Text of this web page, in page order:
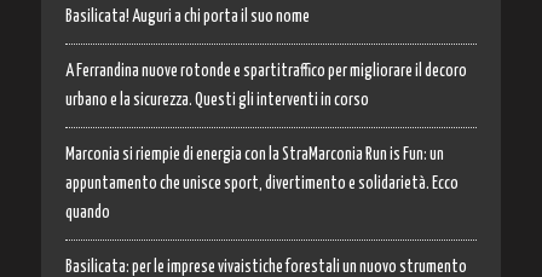
Basilicata! Auguri a chi porta il suo nome
A Ferrandina nuove rotonde e spartitraffico per migliorare il decoro
urbano e la sicurezza. Questi gli interventi in corso
Marconia si riempie di energia con la StraMarconia Run is Fun: un
appuntamento che unisce sport, divertimento e solidarietà. Ecco
quando
Basilicata: per le imprese vivaistiche forestali un nuovo strumento